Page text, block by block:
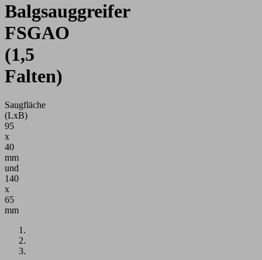
Balgsauggreifer
FSGAO
(1,5
Falten)
Saugfläche
(LxB)
95
x
40
mm
und
140
x
65
mm